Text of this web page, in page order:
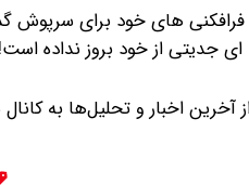
فرافکنی های خود برای سرپوش
جدیتی از خود بروز نداده
آخرین اخبار و تحلیل‌ها به